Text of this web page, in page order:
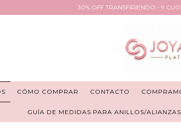
30% OFF TRANSFIRIENDO - 9
CÓMO COMPRAR CONTACTO
GUÍA DE MEDIDAS PARA ANILLOS/ALIANZAS